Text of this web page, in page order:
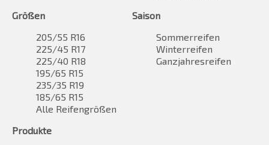
Größen
205/55 R16
225/45 R17
225/40 R18
195/65 R15
235/35 R19
185/65 R15
Alle Reifengrößen
Saison
Sommerreifen
Winterreifen
Ganzjahresreifen
Produkte